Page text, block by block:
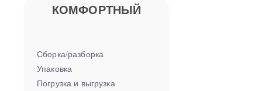
КОМФОРТНЫЙ
Сборка/разборка
Упаковка
Погрузка и выгрузка